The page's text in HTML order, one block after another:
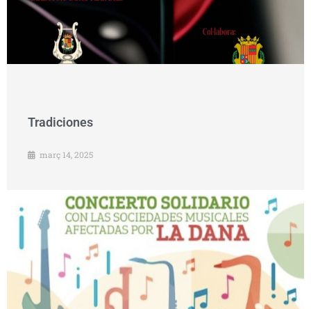
Tradiciones
març 14, 2025